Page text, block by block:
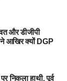
और डीजीपी
आखिर क्यों DGP
निकला हाथी, पूर्व